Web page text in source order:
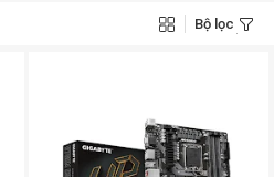
Bộ lọc